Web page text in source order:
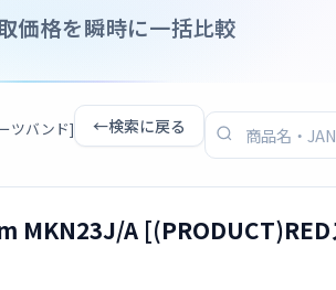
価格を瞬時に一括比較
ツバンド] ←検索に戻る
MKN23J/A